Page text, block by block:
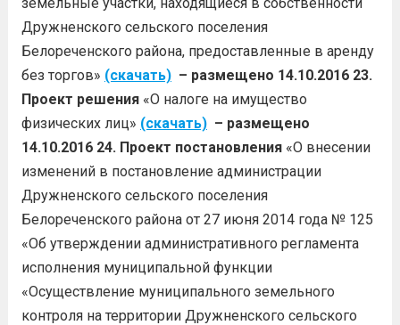
Дружненского сельского поселения
Белореченского района, предоставленные в аренду
без торгов» (скачать)– размещено 14.10.2016 23.
Проект решения«О налоге на имущество
физических лиц» (скачать)– размещено
14.10.2016 24. Проект постановления«О внесении
изменений в постановление администрации
Дружненского сельского поселения
Белореченского района от 27 июня 2014 года № 125
«Об утверждении административного регламента
исполнения муниципальной функции
«Осуществление муниципального земельного
контроля на территории Дружненского сельского